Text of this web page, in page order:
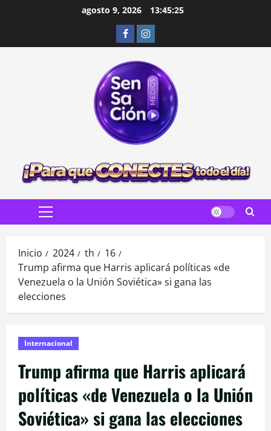
agosto 9, 2026 13:45:27
FacebookInstagram
Menú
Inicio 2024 th
16
Trump afirma que Harris aplicará políticas «de
Venezuela o la Unión Soviética» si gana las
elecciones
Internacional
Trump afirma que Harris aplicará
políticas «de Venezuela o la Unión
Soviética» si gana las elecciones